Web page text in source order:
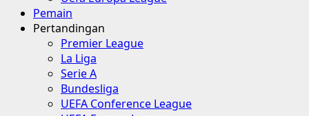
Pemain
Pertandingan
Premier League
La Liga
Serie A
Bundesliga
UEFA Conference League